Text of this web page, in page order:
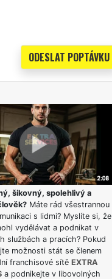
šikovný, spolehlivý a
Máte rád všestrannou
s lidmi? Myslíte si, že
vydělávat a podnikat v
službách a pracích? Pokud
možnosti stát se členem
franchisové sítě EXTRA
a podnikejte v libovolných